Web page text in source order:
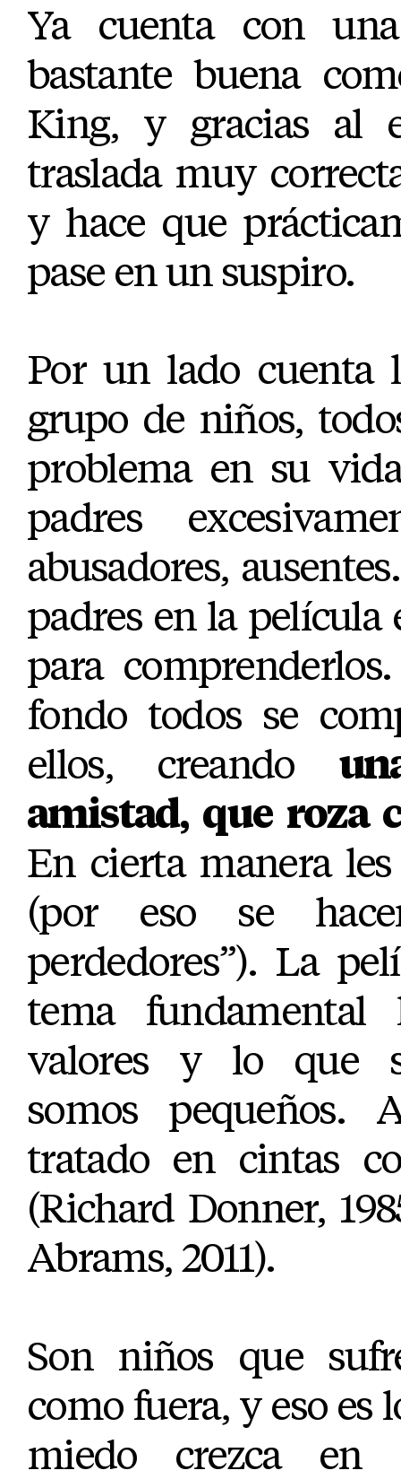
Ya cuenta con
bastante buena
King, y gracias al
traslada muy
y hace que
pase en un suspiro.
Por un lado cuenta
grupo de niños,
problema en su
padres
abusadores,
padres en la película
para
fondo todos se
ellos, creando
amistad, que roza
En cierta manera
(por eso se
perdedores”). La
tema fundamental
valores y lo que
somos pequeños.
tratado en cintas
(Richard Donner,
Abrams, 2011).
Son niños que
como fuera, y eso es
miedo crezca en